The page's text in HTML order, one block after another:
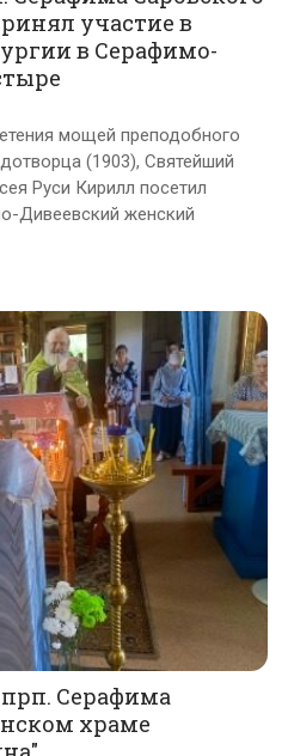
участие в
в Серафимо-
мощей преподобного
(1903), Святейший
Руси Кирилл посетил
Дивеевский женский
Серафима
храме